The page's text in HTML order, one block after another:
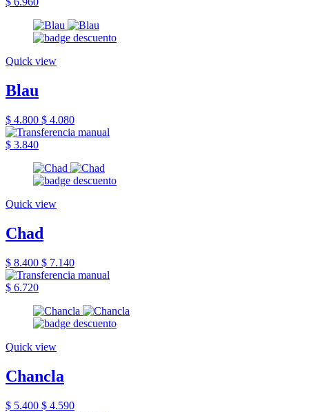
Quick view
Blau
$ 4.800 $ 4.080
$ 3.840
Quick view
Chad
$ 8.400 $ 7.140
$ 6.720
Quick view
Chancla
$ 5.400 $ 4.590